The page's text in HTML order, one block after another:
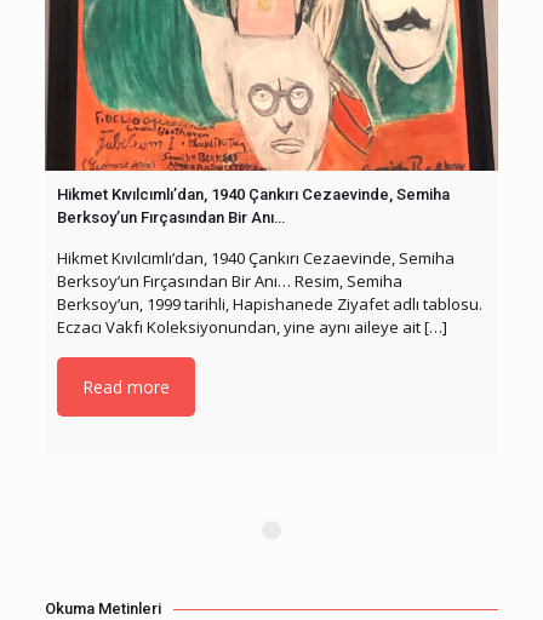
Hikmet Kıvılcımlı’dan, 1940 Çankırı Cezaevinde, Semiha
Berksoy’un Fırçasından Bir Anı…
Hikmet Kıvılcımlı’dan, 1940 Çankırı Cezaevinde, Semiha
Berksoy’un Fırçasından Bir Anı… Resim, Semiha
Berksoy’un, 1999 tarihli, Hapishanede Ziyafet adlı tablosu.
Eczacı Vakfı Koleksiyonundan, yine aynı aileye ait[…]
Read more
Okuma Metinleri